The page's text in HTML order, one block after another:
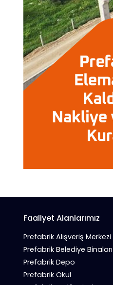
Faaliyet Alanlarımız
Prefabrik Alışveriş Merkezi
Prefabrik Belediye Binaları
Prefabrik Depo
Prefabrik Okul